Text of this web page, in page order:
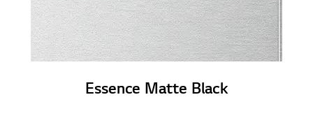
Essence Matte Black